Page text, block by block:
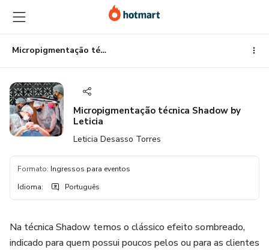
para
o
conteúdo
principal
para
o
pagamento
para
o
rodapé
Micropigmentação técnica Shadow by Leticia
Micropigmentação técnica Shadow by
Leticia
Leticia Desasso Torres
Formato: Ingressos para eventos
Idioma: Português
Na técnica Shadow temos o clássico efeito sombreado,
indicado para quem possui poucos pelos ou para as clientes